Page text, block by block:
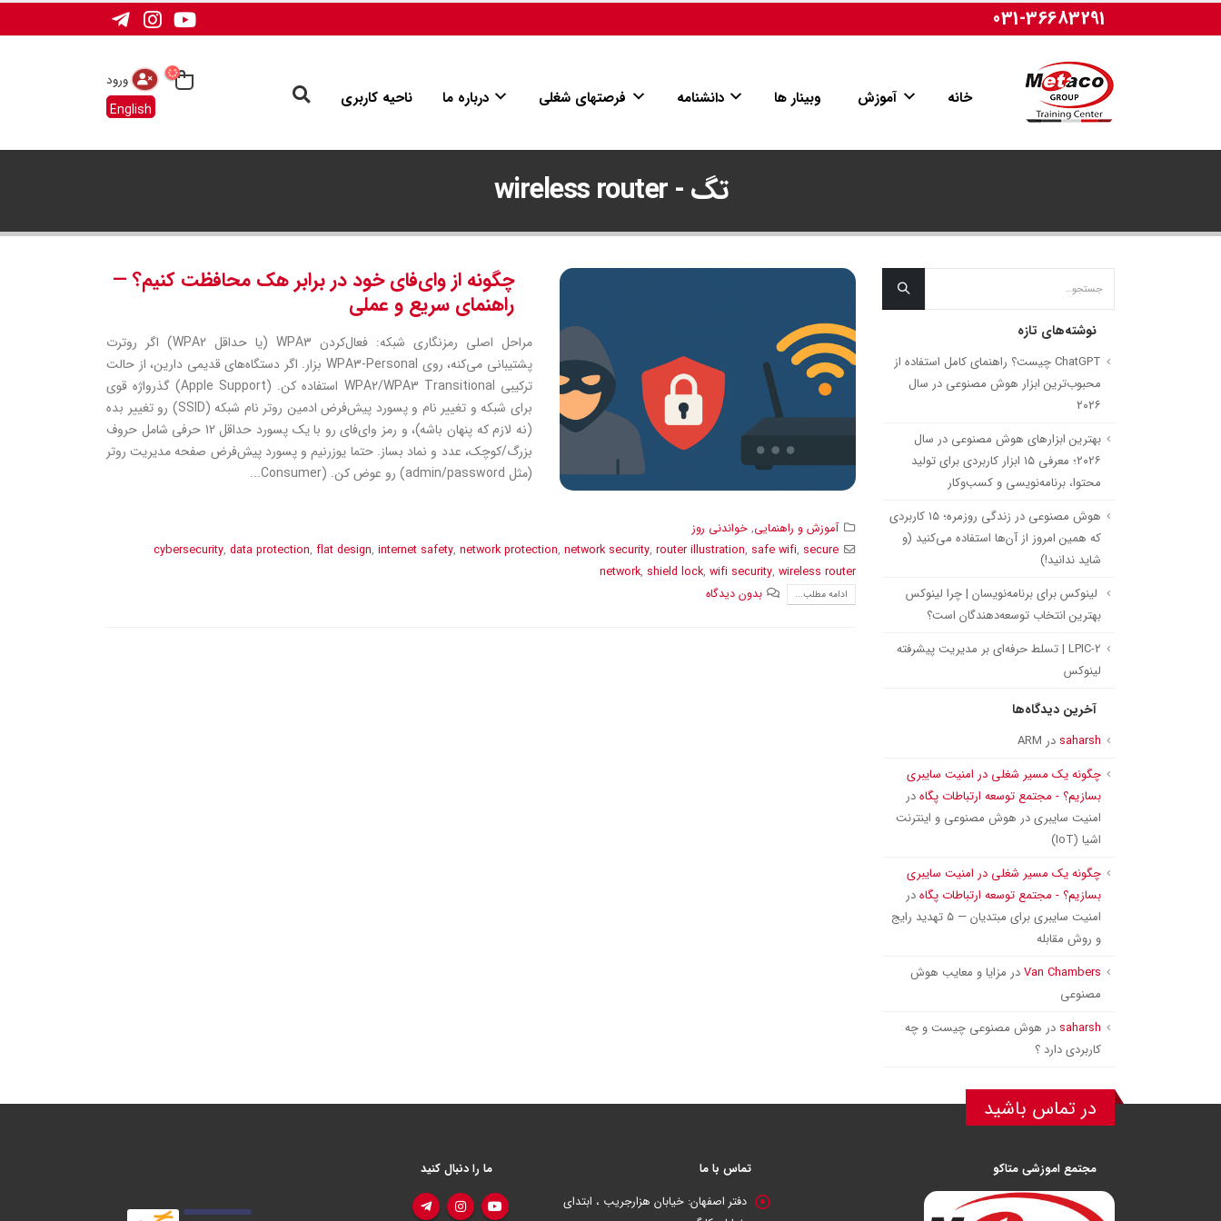
031-36683291
خانه آموزش وبینار ها دانشنامه فرصتهای شغلی درباره ما ناحیه کاربری
ورود
English
تگ - wireless router
چگونه از وای‌فای خود در برابر هک محافظت کنیم؟ —
راهنمای سریع و عملی
مراحل اصلی رمزنگاری شبکه: فعال‌کردن WPA3 (یا حداقل WPA2) اگر روترت
پشتیبانی می‌کنه، روی WPA3-Personal بزار. اگر دستگاه‌های قدیمی دارین، از حالت
ترکیبی WPA2/WPA3 Transitional استفاده کن. (Apple Support) گذرواژه قوی
برای شبکه و تغییر نام و پسورد پیش‌فرض ادمین روتر نام شبکه (SSID) رو تغییر بده
(نه لازم که پنهان باشه)، و رمز وای‌فای رو با یک پسورد حداقل 12 حرفی شامل حروف
بزرگ/کوچک، عدد و نماد بساز. حتما یوزرنیم و پسورد پیش‌فرض صفحه مدیریت روتر
(مثل admin/password) رو عوض کن. (Consumer...
آموزش و راهنمایی, خواندنی روز
cybersecurity,data protection,flat design,internet safety,network protection,network security,router illustration, safe wifi, secure
network, shield lock, wifi security, wireless router
بدون دیدگاه
ادامه مطلب...
نوشته‌های تازه
ChatGPT چیست؟ راهنمای کامل استفاده از
محبوب‌ترین ابزار هوش مصنوعی در سال
۲۰۲۶
بهترین ابزارهای هوش مصنوعی در سال
۲۰۲۶؛ معرفی ۱۵ ابزار کاربردی برای تولید
محتوا، برنامه‌نویسی و کسب‌وکار
هوش مصنوعی در زندگی روزمره؛ ۱۵ کاربردی
که همین امروز از آن‌ها استفاده می‌کنید (و
شاید ندانید!)
لینوکس برای برنامه‌نویسان | چرا لینوکس
بهترین انتخاب توسعه‌دهندگان است؟
LPIC-2 | تسلط حرفه‌ای بر مدیریت پیشرفته
لینوکس
آخرین دیدگاه‌ها
saharsh در ARM
چگونه یک مسیر شغلی در امنیت سایبری
بسازیم؟ - مجتمع توسعه ارتباطات پگاهدر
امنیت سایبری در هوش مصنوعی و اینترنت
اشیا (IoT)
چگونه یک مسیر شغلی در امنیت سایبری
بسازیم؟ - مجتمع توسعه ارتباطات پگاهدر
امنیت سایبری برای مبتدیان — ۵ تهدید رایج
و روش مقابله
Van Chambersدر مزایا و معایب هوش
مصنوعی
saharsh در هوش مصنوعی چیست و چه
کاربردی دارد ؟
در تماس باشید
مجتمع اموزشی متاکو
تماس با ما
دفتر اصفهان: خیابان هزارجریب ، ابتدای
ما را دنبال کنید